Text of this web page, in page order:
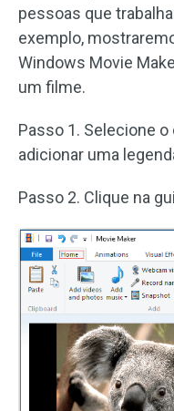
pessoas que
exemplo,
Windows Movie
um filme.
Passo 1. Selecione
adicionar uma
Passo 2. Clique na